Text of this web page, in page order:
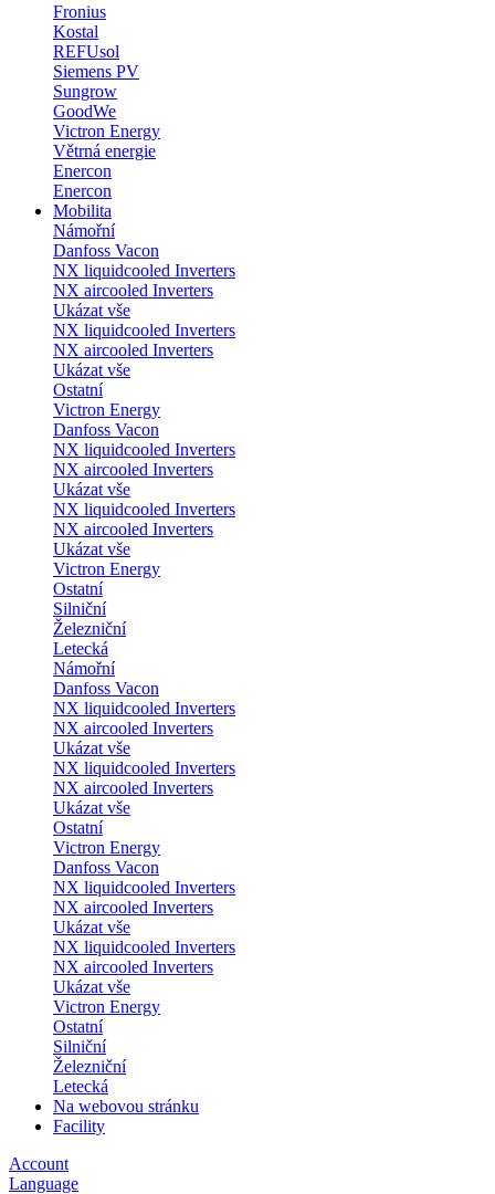
Fronius
Kostal
REFUsol
Siemens PV
Sungrow
GoodWe
Victron Energy
Větrná energie
Enercon
Enercon
Mobilita
Námořní
Danfoss Vacon
NX liquidcooled Inverters
NX aircooled Inverters
Ukázat vše
NX liquidcooled Inverters
NX aircooled Inverters
Ukázat vše
Ostatní
Victron Energy
Danfoss Vacon
NX liquidcooled Inverters
NX aircooled Inverters
Ukázat vše
NX liquidcooled Inverters
NX aircooled Inverters
Ukázat vše
Victron Energy
Ostatní
Silniční
Železniční
Letecká
Námořní
Danfoss Vacon
NX liquidcooled Inverters
NX aircooled Inverters
Ukázat vše
NX liquidcooled Inverters
NX aircooled Inverters
Ukázat vše
Ostatní
Victron Energy
Danfoss Vacon
NX liquidcooled Inverters
NX aircooled Inverters
Ukázat vše
NX liquidcooled Inverters
NX aircooled Inverters
Ukázat vše
Victron Energy
Ostatní
Silniční
Železniční
Letecká
Na webovou stránku
Facility
Account
Language